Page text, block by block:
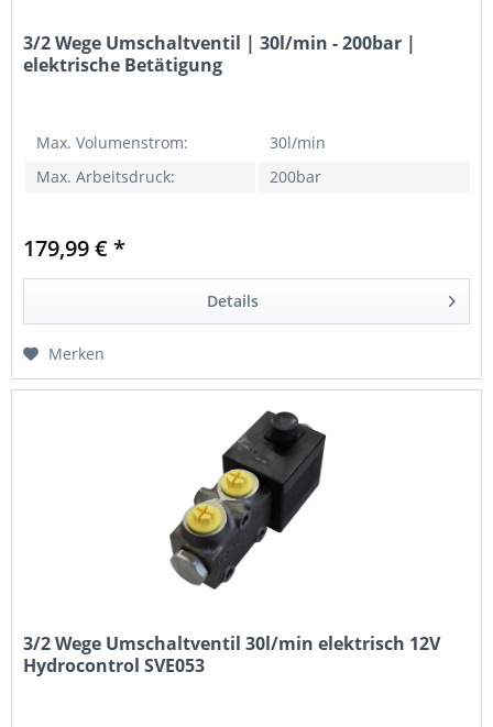
3/2 Wege Umschaltventil | 30l/min - 200bar |
elektrische Betätigung
Max. Volumenstrom:
30l/min
Max. Arbeitsdruck:
200bar
Gewindeanschlüsse:
Stromversorgung:
12VDC / 24VDC / 220VAC
179,99 € *
Details
Merken
3/2 Wege Umschaltventil 30l/min elektrisch 12V
Hydrocontrol SVE053